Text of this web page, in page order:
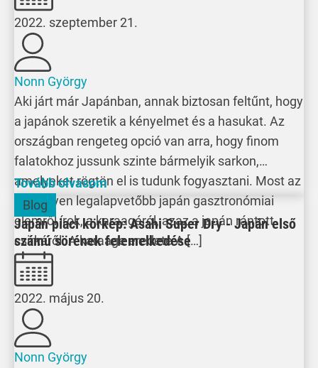
2022. szeptember 21.
Nonn György
Aki járt már Japánban, annak biztosan feltűnt, hogy
a japánok szeretik a kényelmet és a hasukat. Az
országban rengeteg opció van arra, hogy finom
falatokhoz jussunk szinte bármelyik sarkon,
amelyeket rögtön el is tudunk fogyasztani. Most az
egyik ilyen legalapvetőbb japán gasztronómiai
elemről írok, a karaagéról, azaz a japán rántott
csirkéről. A karaage eredete A […]
Tovább olvasom
Blog
Japán piaci körkép: Asahi Super Dry - Japán első
számú sörének felemelkedése
2022. május 20.
Nonn György